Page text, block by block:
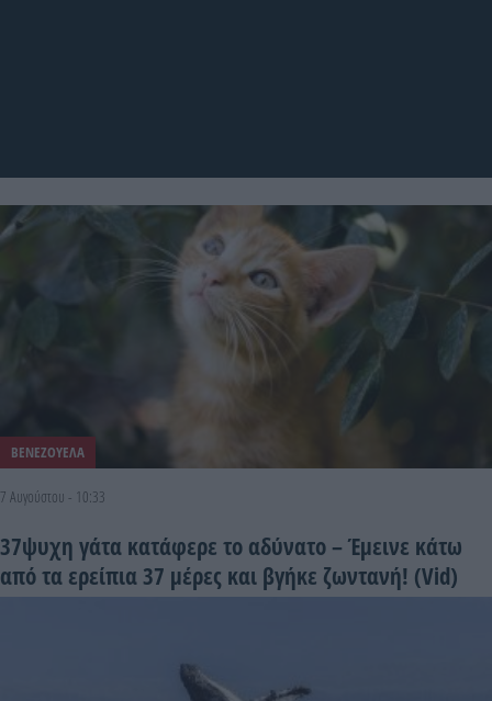
ΒΕΝΕΖΟΥΕΛΑ
7 Αυγούστου - 10:33
37ψυχη γάτα κατάφερε το αδύνατο – Έμεινε κάτω
από τα ερείπια 37 μέρες και βγήκε ζωντανή! (Vid)